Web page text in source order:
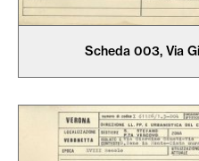
Scheda 003, Via